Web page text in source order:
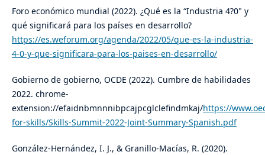
Foro económico mundial (2022). ¿Qué es la “Industria 4?0" y
qué significará para los países en desarrollo?
https://es.weforum.org/agenda/2022/05/que-es-la-industria-
4-0-y-que-significara-para-los-paises-en-desarrollo/
Gobierno de gobierno, OCDE (2022). Cumbre de habilidades
2022. chrome-
extension://efaidnbmnnnibpcajpcglclefindmkaj/https://
for-skills/Skills-Summit-2022-Joint-Summary-Spanish.pdf
González-Hernández, I. J., & Granillo-Macías, R. (2020).